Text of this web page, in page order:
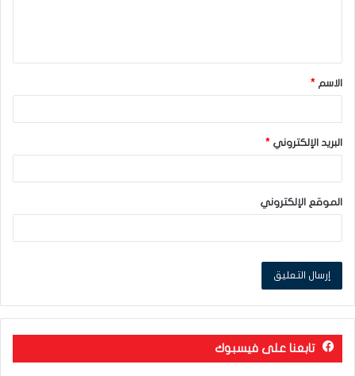
ق
*
الاسم *
البريد الإلكتروني *
الموقع الإلكتروني
تابعنا على فيسبوك